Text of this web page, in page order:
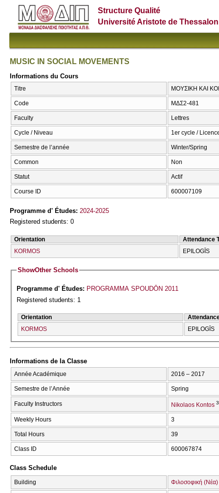
Structure Qualité
Université Aristote de
MUSIC IN SOCIAL MOVEMENTS
Informations du Cours
Titre ΜΟΥΣΙΚΗ ΚΑΙ
Code ΜΔΣ2-481
Faculty Lettres
Cycle / Niveau 1er cycle /
Semestre de l’année Winter/Spring
Common Non
Statut Actif
Course ID 600007109
Programme d' Études: 2024-2025
Registered students: 0
Orientation
Attendance
KORMOS
EPILOGĪS
ShowOther Schools
Programme d' Études: PROGRAMMA SPOUDŌN 2011
Registered students: 1
Orientation
KORMOS
EPILOGĪS
Informations de la Classe
Année Académique 2016 – 2017
Semestre de l’Année Spring
Faculty Instructors Nikolaos Kontos
Weekly Hours 3
Total Hours 39
Class ID 600067874
Class Schedule
Building Φιλοσοφική (Νέα)